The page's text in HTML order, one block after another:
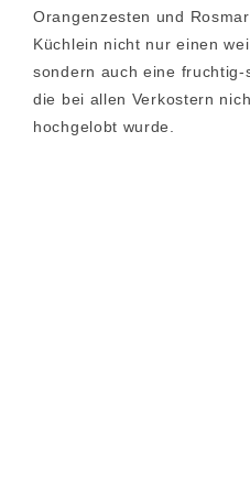
Orangenzesten und
Küchlein nicht nur einen
sondern auch eine fruchtig-
die bei allen Verkostern
hochgelobt wurde.